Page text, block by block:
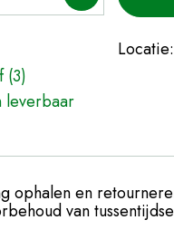
(3)
leverbaar
Locatie:
ophalen en
van